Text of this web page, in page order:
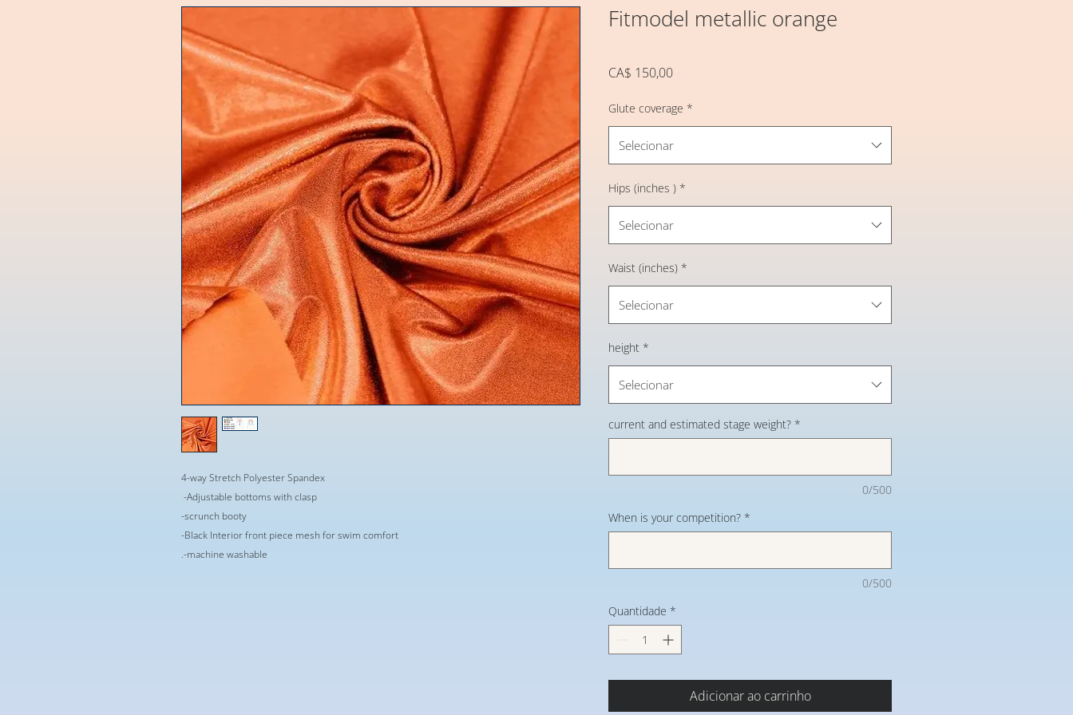
4-way Stretch Polyester Spandex
-Adjustable bottoms with clasp
-scrunch booty
-Black Interior front piece mesh for swim comfort
.-machine washable
Fitmodel metallic orange
CA$ 150,00Preço
Glute coverage *
Selecionar
Hips (inches ) *
Selecionar
Waist (inches) *
Selecionar
height *
Selecionar
current and estimated stage weight? *
0/500
When is your competition? *
0/500
Quantidade *
Adicionar ao carrinho